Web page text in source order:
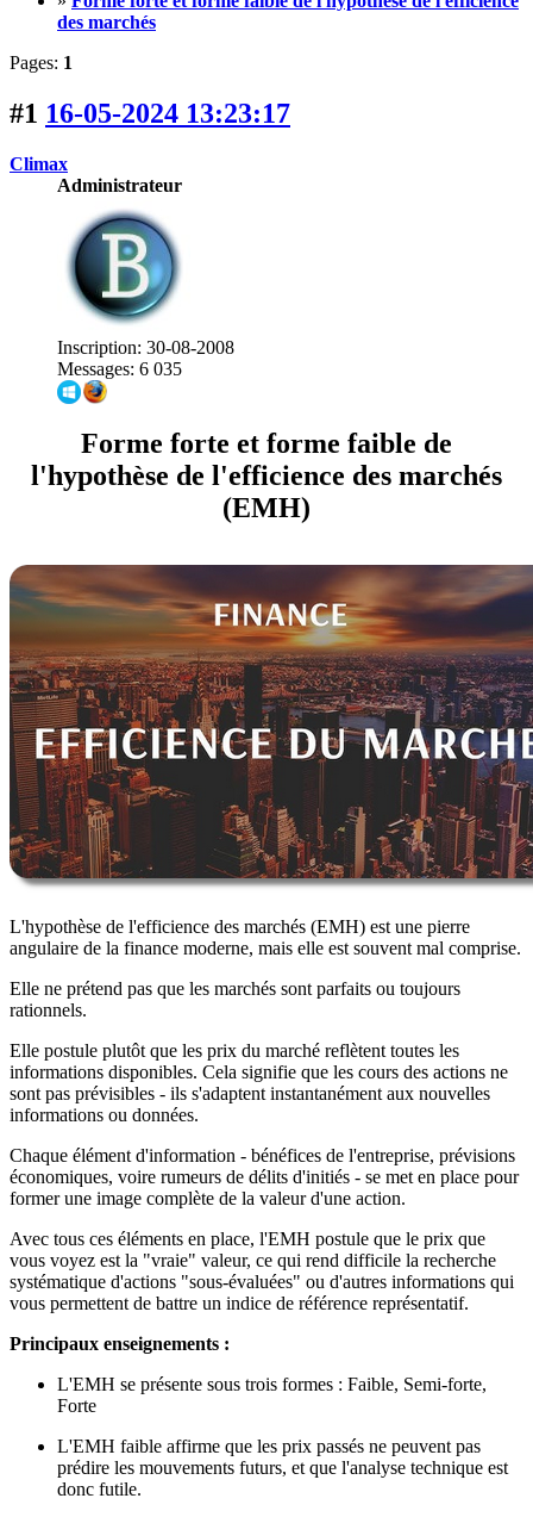
des marchés
Pages: 1
#1 16-05-2024 13:23:17
Climax
Administrateur
Inscription: 30-08-2008
Messages: 6 035
Forme forte et forme faible de
l'hypothèse de l'efficience des marchés
(EMH)
L'hypothèse de l'efficience des marchés (EMH) est une pierre
angulaire de la finance moderne, mais elle est souvent mal comprise.
Elle ne prétend pas que les marchés sont parfaits ou toujours
rationnels.
Elle postule plutôt que les prix du marché reflètent toutes les
informations disponibles. Cela signifie que les cours des actions ne
sont pas prévisibles - ils s'adaptent instantanément aux nouvelles
informations ou données.
Chaque élément d'information - bénéfices de l'entreprise, prévisions
économiques, voire rumeurs de délits d'initiés - se met en place pour
former une image complète de la valeur d'une action.
Avec tous ces éléments en place, l'EMH postule que le prix que
vous voyez est la "vraie" valeur, ce qui rend difficile la recherche
systématique d'actions "sous-évaluées" ou d'autres informations qui
vous permettent de battre un indice de référence représentatif.
Principaux enseignements :
L'EMH se présente sous trois formes : Faible, Semi-forte,
Forte
L'EMH faible affirme que les prix passés ne peuvent pas
prédire les mouvements futurs, et que l'analyse technique est
donc futile.